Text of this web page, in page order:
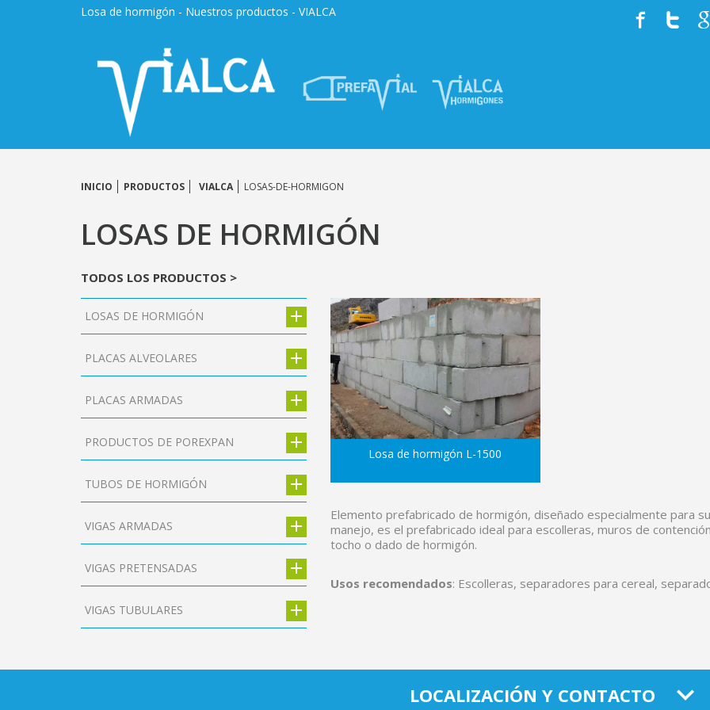
SERVICIOS
Losa de hormigón - Nuestros productos - VIALCA
INICIO PRODUCTOS VIALCA LOSAS-DE-HORMIGON
LOSAS DE HORMIGÓN
TODOS LOS PRODUCTOS >
LOSAS DE HORMIGÓN
PLACAS ALVEOLARES
PLACAS ARMADAS
PRODUCTOS DE POREXPAN
TUBOS DE HORMIGÓN
VIGAS ARMADAS
VIGAS PRETENSADAS
VIGAS TUBULARES
Losa de hormigón L-1500
Elemento prefabricado de hormigón, diseñado especialmente para
manejo, es el prefabricado ideal para escolleras, muros de
tocho o dado de hormigón.
Usos recomendados: Escolleras, separadores para cereal,
LOCALIZACIÓN Y CONTACTO